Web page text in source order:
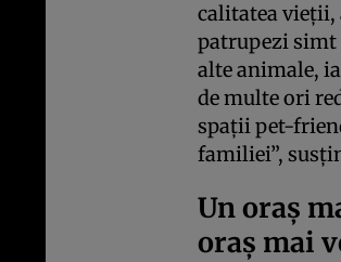
calitatea vieții,
patrupezi simt
alte animale,
de multe ori
spații pet-
familiei”,
Un oraș
oraș mai